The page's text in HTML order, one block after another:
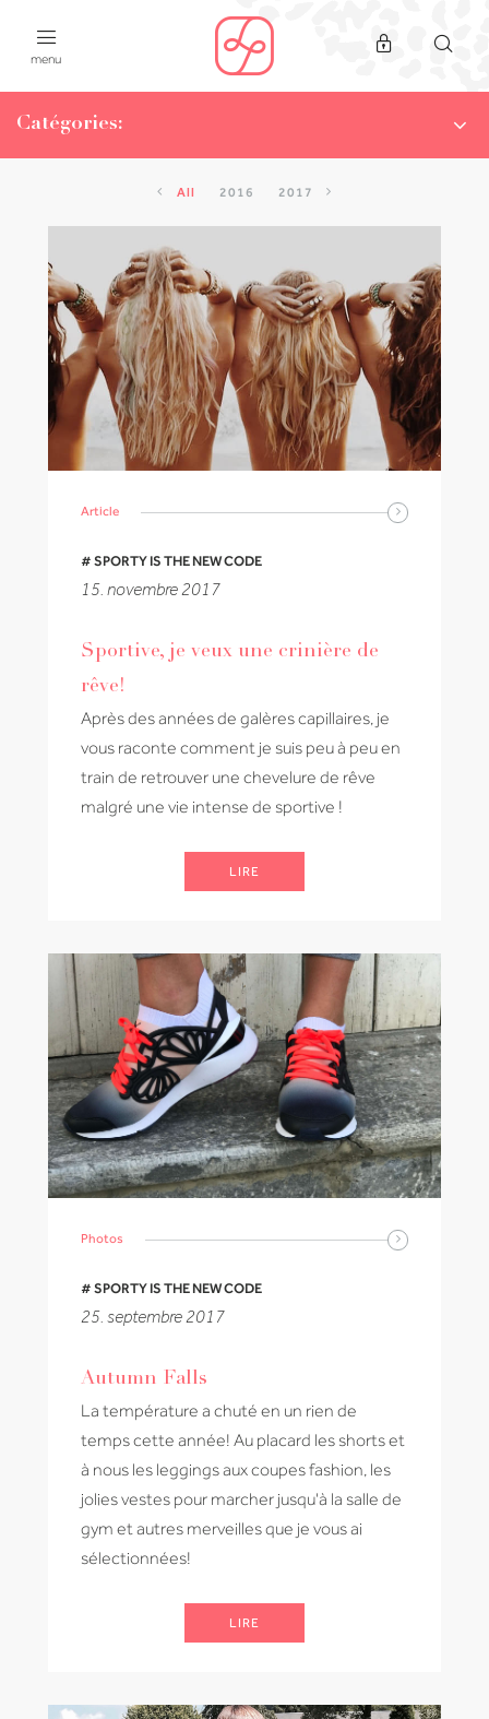
menu
Catégories:
WHAT THE F..OOD!
ON A TESTÉ
#SPORTYISTHENEWCODE
WORKOUTS
POPUP CLASS
All 2016 2017
Article
# SPORTY IS THE NEW CODE
15. novembre 2017
Sportive, je veux une crinière de
rêve!
Après des années de galères capillaires, je
vous raconte comment je suis peu à peu en
train de retrouver une chevelure de rêve
malgré une vie intense de sportive !
LIRE
Photos
# SPORTY IS THE NEW CODE
25. septembre 2017
Autumn Falls
La température a chuté en un rien de
temps cette année! Au placard les shorts et
à nous les leggings aux coupes fashion, les
jolies vestes pour marcher jusqu'à la salle de
gym et autres merveilles que je vous ai
sélectionnées!
LIRE